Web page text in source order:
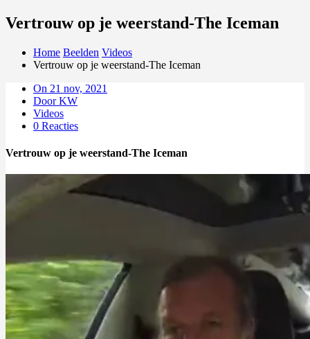
Vertrouw op je weerstand-The Iceman
Home Beelden Videos
Vertrouw op je weerstand-The Iceman
On 21 nov, 2021
Door KW
Videos
0 Reacties
Vertrouw op je weerstand-The Iceman